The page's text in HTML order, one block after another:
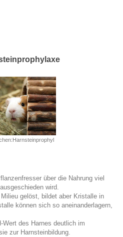
über die Nahrung viel
wird.
gelöst, bildet aber Kristalle in
können sich so aneinanderlagern,
Wert des Harnes deutlich im
zur Harnsteinbildung.